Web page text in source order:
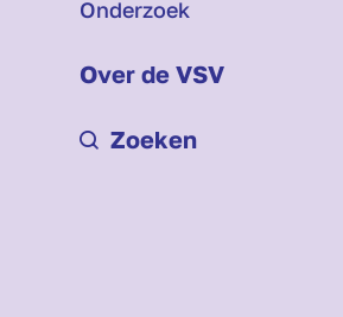
Onderzoek
Over de VSV
Zoeken